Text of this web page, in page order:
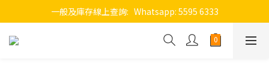
一般及庫存線上查詢:   Whatsapp: 5595 6333